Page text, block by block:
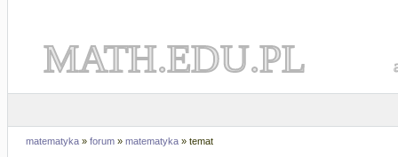
MATH.EDU.PL
matematyka » forum » matematyka » temat